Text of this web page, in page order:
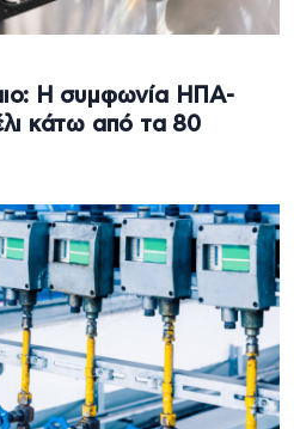
Η συμφωνία ΗΠΑ-
κάτω από τα 80